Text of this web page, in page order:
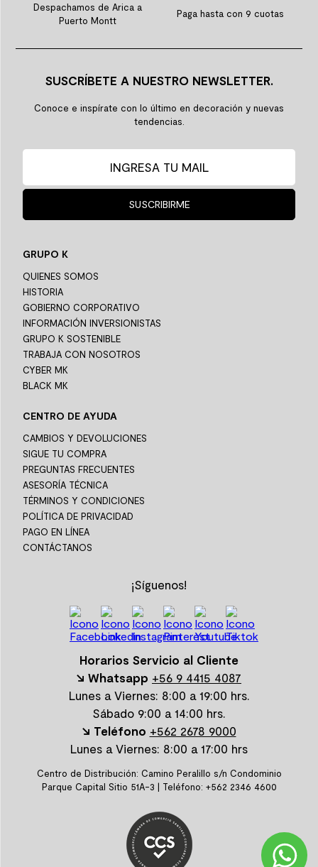
Despachamos de Arica a
Puerto Montt
Paga hasta con 9 cuotas
SUSCRÍBETE A NUESTRO NEWSLETTER.
Conoce e inspírate con lo último en decoración y nuevas
tendencias.
SUSCRIBIRME
GRUPO K
QUIENES SOMOS
HISTORIA
GOBIERNO CORPORATIVO
INFORMACIÓN INVERSIONISTAS
GRUPO K SOSTENIBLE
TRABAJA CON NOSOTROS
CYBER MK
BLACK MK
CENTRO DE AYUDA
CAMBIOS Y DEVOLUCIONES
SIGUE TU COMPRA
PREGUNTAS FRECUENTES
ASESORÍA TÉCNICA
TÉRMINOS Y CONDICIONES
POLÍTICA DE PRIVACIDAD
PAGO EN LÍNEA
CONTÁCTANOS
¡Síguenos!
Horarios Servicio al Cliente
↘ Whatsapp +56 9 4415 4087
Lunes a Viernes: 8:00 a 19:00 hrs.
Sábado 9:00 a 14:00 hrs.
↘ Teléfono +562 2678 9000
Lunes a Viernes: 8:00 a 17:00 hrs
Centro de Distribución: Camino Peralillo s/n Condominio
Parque Capital Sitio 51A-3 | Teléfono: +562 2346 4600